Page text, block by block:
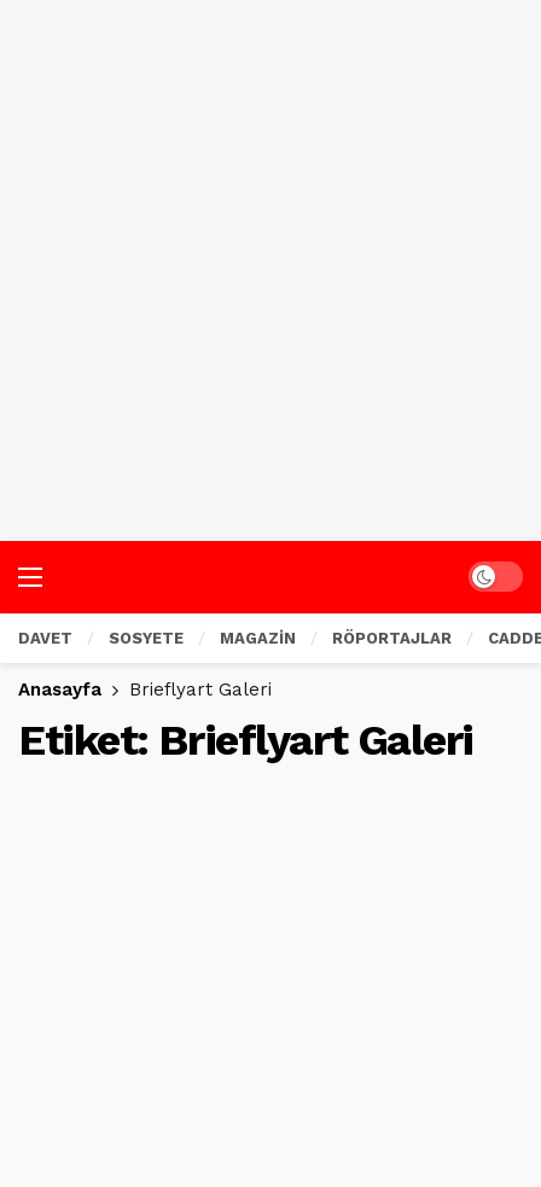
Dark
DAVET SOSYETE MAGAZİN RÖPORTAJLAR
Anasayfa Brieflyart Galeri
Etiket: Brieflyart Galeri